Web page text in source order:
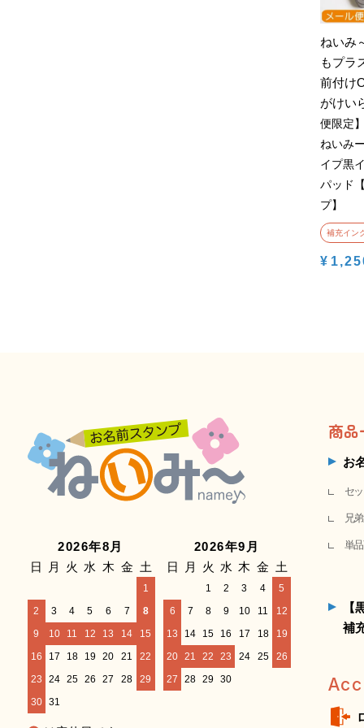
ねいみ
もプラ
前付け
がけい
便限定
ねいみ
イプ黒
パッド
プ】
補充イン
¥
2026年8月
日
月 火 水 木 金 土
1
2
3 4 5 6 7
8
9
10 11 12 13 14
15
16
17 18 19 20 21
22
23
24 25 26 27 28
29
30
31
2026年9月
日
月 火 水 木 金 土
1 2 3 4
5
6
7 8 9 10 11
12
13
14 15 16 17 18
19
20 21 22 23 24 25
26
27
28 29 30
商品
お
セ
兄
単
【
補